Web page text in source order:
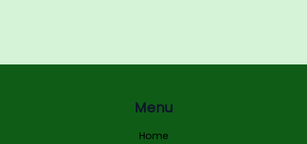
Menu
Home